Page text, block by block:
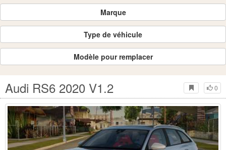
Marque
Type de véhicule
Modèle pour remplacer
0
Audi RS6 2020 V1.2